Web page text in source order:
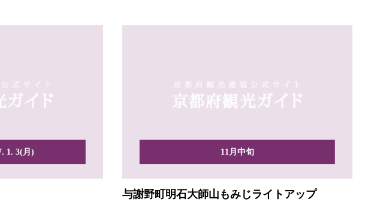
1. 3(月) 11月中旬
与謝野町明石大師山もみじライトアップ